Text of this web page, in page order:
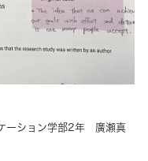
ーション学部2年 廣瀬真